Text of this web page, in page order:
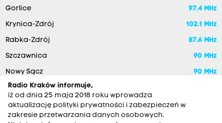
Gorlice 97.4 MHz
Krynica-Zdrój 102.1 MHz
Rabka-Zdrój 87.6 MHz
Szczawnica 90 MHz
Nowy Sącz
90 MHz
Radio Kraków informuje,
iż od dnia 25 maja 2018 roku wprowadza
aktualizację polityki prywatności i zabezpieczeń w
zakresie przetwarzania danych osobowych.